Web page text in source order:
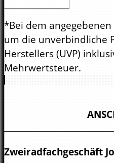
*Bei dem
um die unverbindliche
Herstellers (UVP)
Mehrwertsteuer.
Zweiradfachgeschäft